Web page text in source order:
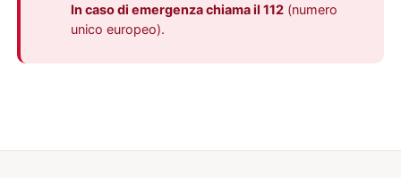
In caso di emergenza chiama il 112 (numero
unico europeo).